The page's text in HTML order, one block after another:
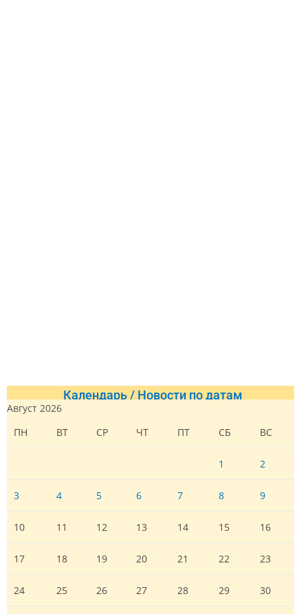
Календарь / Новости по датам
Август 2026
ПН
ВТ СР ЧТ ПТ СБ ВС
1 2
3 4 5 6 7 8 9
10 11 12 13 14 15 16
17 18 19 20 21 22 23
24 25 26 27 28 29 30